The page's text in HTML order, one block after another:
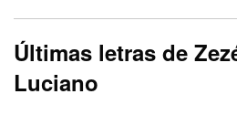
Últimas letras de
Luciano